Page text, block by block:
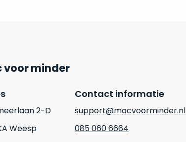
voor minder
2-D
Weesp
Contact informatie
support@macvoorminder.nl
085 060 6664